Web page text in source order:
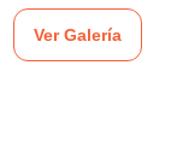
Ver Galería